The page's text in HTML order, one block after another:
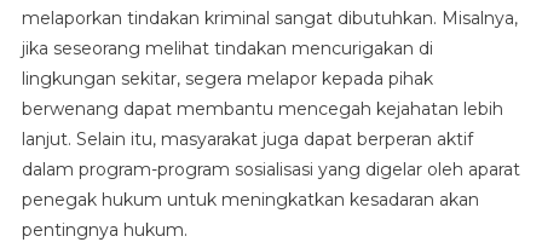
melaporkan tindakan kriminal sangat dibutuhkan. Misalnya,
jika seseorang melihat tindakan mencurigakan di
lingkungan sekitar, segera melapor kepada pihak
berwenang dapat membantu mencegah kejahatan lebih
lanjut. Selain itu, masyarakat juga dapat berperan aktif
dalam program-program sosialisasi yang digelar oleh aparat
penegak hukum untuk meningkatkan kesadaran akan
pentingnya hukum.